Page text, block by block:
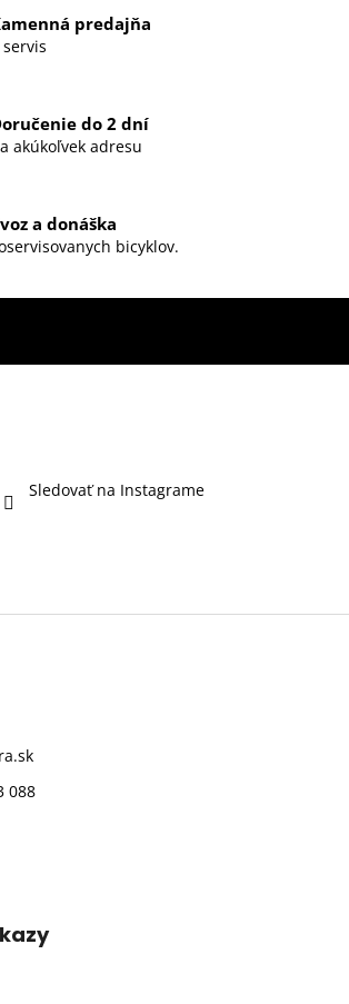
predajňa
servis
do 2 dní
akúkoľvek adresu
a donáška
bicyklov.
Sledovať na Instagrame
088